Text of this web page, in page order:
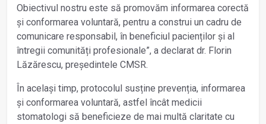
Obiectivul nostru este să promovăm informarea corectă
și conformarea voluntară, pentru a construi un cadru de
comunicare responsabil, în beneficiul pacienților și al
întregii comunități profesionale”, a declarat dr. Florin
Lăzărescu, președintele CMSR.
În același timp, protocolul susține prevenția, informarea
și conformarea voluntară, astfel încât medicii
stomatologi să beneficieze de mai multă claritate cu